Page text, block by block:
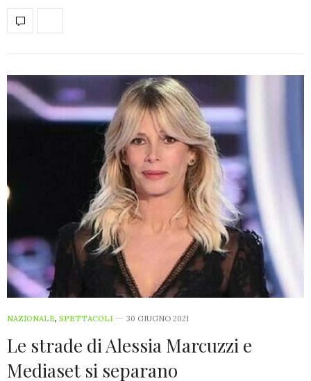
NAZIONALE, SPETTACOLI 30 GIUGNO 2021
Le strade di Alessia Marcuzzi e
Mediaset si separano